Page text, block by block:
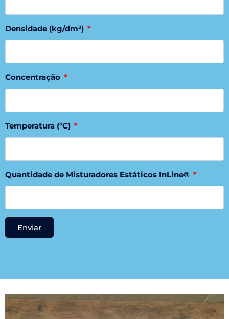
Densidade (kg/dm³)
Concentração
Temperatura (°C)
Quantidade de Misturadores Estáticos InLine®
Enviar